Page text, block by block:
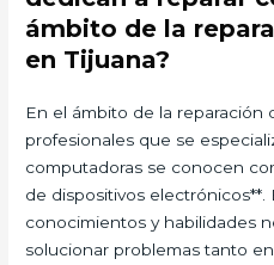
ámbito de la
en Tijuana?
En el ámbito de la reparación
profesionales que se
computadoras se conocen
de dispositivos
conocimientos y habilidades
solucionar problemas tanto